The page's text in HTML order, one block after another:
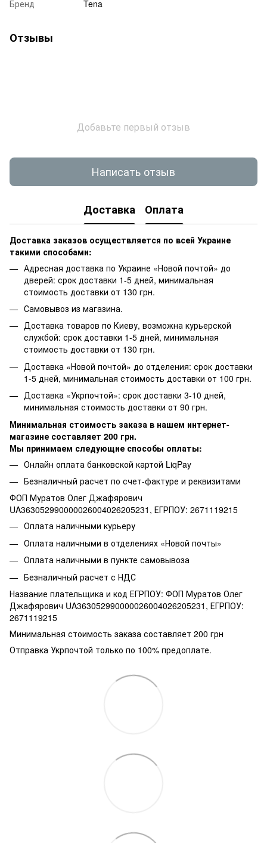
Бренд
Tena
Отзывы
Добавьте первый отзыв
Написать отзыв
Доставка Оплата
Доставка заказов осуществляется по всей Украине
такими способами:
Адресная доставка по Украине «Новой почтой» до
дверей: срок доставки 1-5 дней, минимальная
стоимость доставки от 130 грн.
Самовывоз из магазина.
Доставка товаров по Киеву, возможна курьерской
службой: срок доставки 1-5 дней, минимальная
стоимость доставки от 130 грн.
Доставка «Новой почтой» до отделения: срок доставки
1-5 дней, минимальная стоимость доставки от 100 грн.
Доставка «Укрпочтой»: срок доставки 3-10 дней,
минимальная стоимость доставки от 90 грн.
Минимальная стоимость заказа в нашем интернет-
магазине составляет 200 грн.
Мы принимаем следующие способы оплаты:
Онлайн оплата банковской картой LiqPay
Безналичный расчет по счет-фактуре и реквизитами
ФОП Муратов Олег Джафярович
UA363052990000026004026205231, ЕГРПОУ: 2671119215
Оплата наличными курьеру
Оплата наличными в отделениях «Новой почты»
Оплата наличными в пункте самовывоза
Безналичный расчет с НДС
Название плательщика и код ЕГРПОУ: ФОП Муратов Олег
Джафярович UA363052990000026004026205231, ЕГРПОУ:
2671119215
Минимальная стоимость заказа составляет 200 грн
Отправка Укрпочтой только по 100% предоплате.